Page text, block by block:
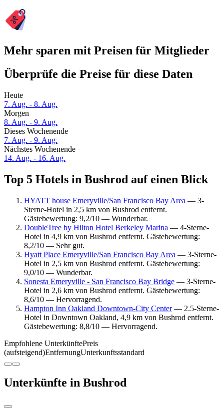
Mehr sparen mit Preisen für Mitglieder
Überprüfe die Preise für diese Daten
Heute
7. Aug. - 8. Aug.
Morgen
8. Aug. - 9. Aug.
Dieses Wochenende
7. Aug. - 9. Aug.
Nächstes Wochenende
14. Aug. - 16. Aug.
Top 5 Hotels in Bushrod auf einen Blick
HYATT house Emeryville/San Francisco Bay Area — 3-
Sterne-Hotel in 2,5 km von Bushrod entfernt.
Gästebewertung: 9,2/10 — Wunderbar.
DoubleTree by Hilton Hotel Berkeley Marina — 4-Sterne-
Hotel in 4,9 km von Bushrod entfernt. Gästebewertung:
8,2/10 — Sehr gut.
Hyatt Place Emeryville/San Francisco Bay Area — 3-Sterne-
Hotel in 2,5 km von Bushrod entfernt. Gästebewertung:
9,0/10 — Wunderbar.
Sonesta Emeryville - San Francisco Bay Bridge — 3-Sterne-
Hotel in 2,6 km von Bushrod entfernt. Gästebewertung:
8,6/10 — Hervorragend.
Hampton Inn Oakland Downtown-City Center— 2.5-Sterne-
Hotel in Downtown Oakland, 4,9 km von Bushrod entfernt.
Gästebewertung: 8,8/10 — Hervorragend.
Empfohlene UnterkünftePreis
(aufsteigend)EntfernungUnterkunftsstandard
Unterkünfte in Bushrod